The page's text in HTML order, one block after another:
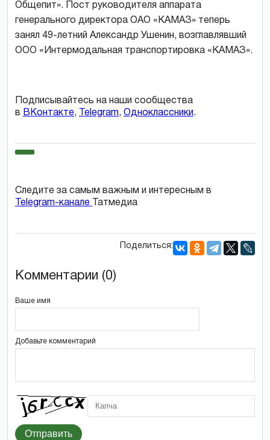
Общепит». Пост руководителя аппарата
генерального директора ОАО «КАМАЗ» теперь
занял 49-летний Александр Ушенин, возглавлявший
ООО «Интермодальная транспортировка «КАМАЗ».
Подписывайтесь на наши сообщества
в ВКонтакте, Telegram, Одноклассники.
Следите за самым важным и интересным в
Telegram-канале
Татмедиа
Поделиться:
Комментарии (0)
Ваше имя
Добавьте комментарий
Отправить